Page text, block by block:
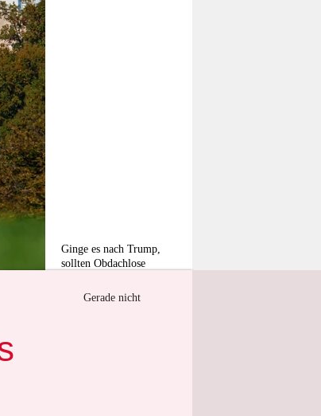
Ginge es nach Trump,
sollten Obdachlose
D.C. „wegziehen“
Gerade nicht